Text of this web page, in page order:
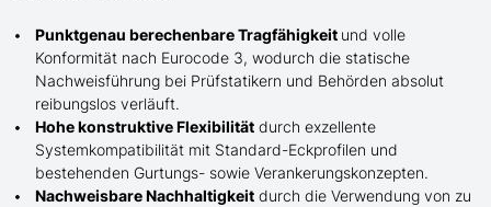
Punktgenau berechenbare Tragfähigkeit und volle
Konformität nach Eurocode 3, wodurch die statische
Nachweisführung bei Prüfstatikern und Behörden absolut
reibungslos verläuft.
Hohe konstruktive Flexibilität durch exzellente
Systemkompatibilität mit Standard-Eckprofilen und
bestehenden Gurtungs- sowie Verankerungskonzepten.
Nachweisbare Nachhaltigkeit durch die Verwendung von zu